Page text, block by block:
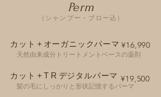
Perm
（シャンプー・ブロー込）
カッ ト+ オーガニックパーマ
天然由来成分トリートメントベースの薬剤
カッ ト+TR デジタルパーマ
髪の毛にしっかりと形状記憶するパーマ
¥16,990
¥19,500